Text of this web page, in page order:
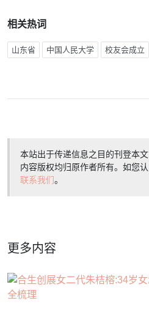
相关热词
山东省 中国人民大学 校友会成立
本站出于传递信息之目的刊登本
内容版权均归原作者所有。如您
联系我们。
更多内容